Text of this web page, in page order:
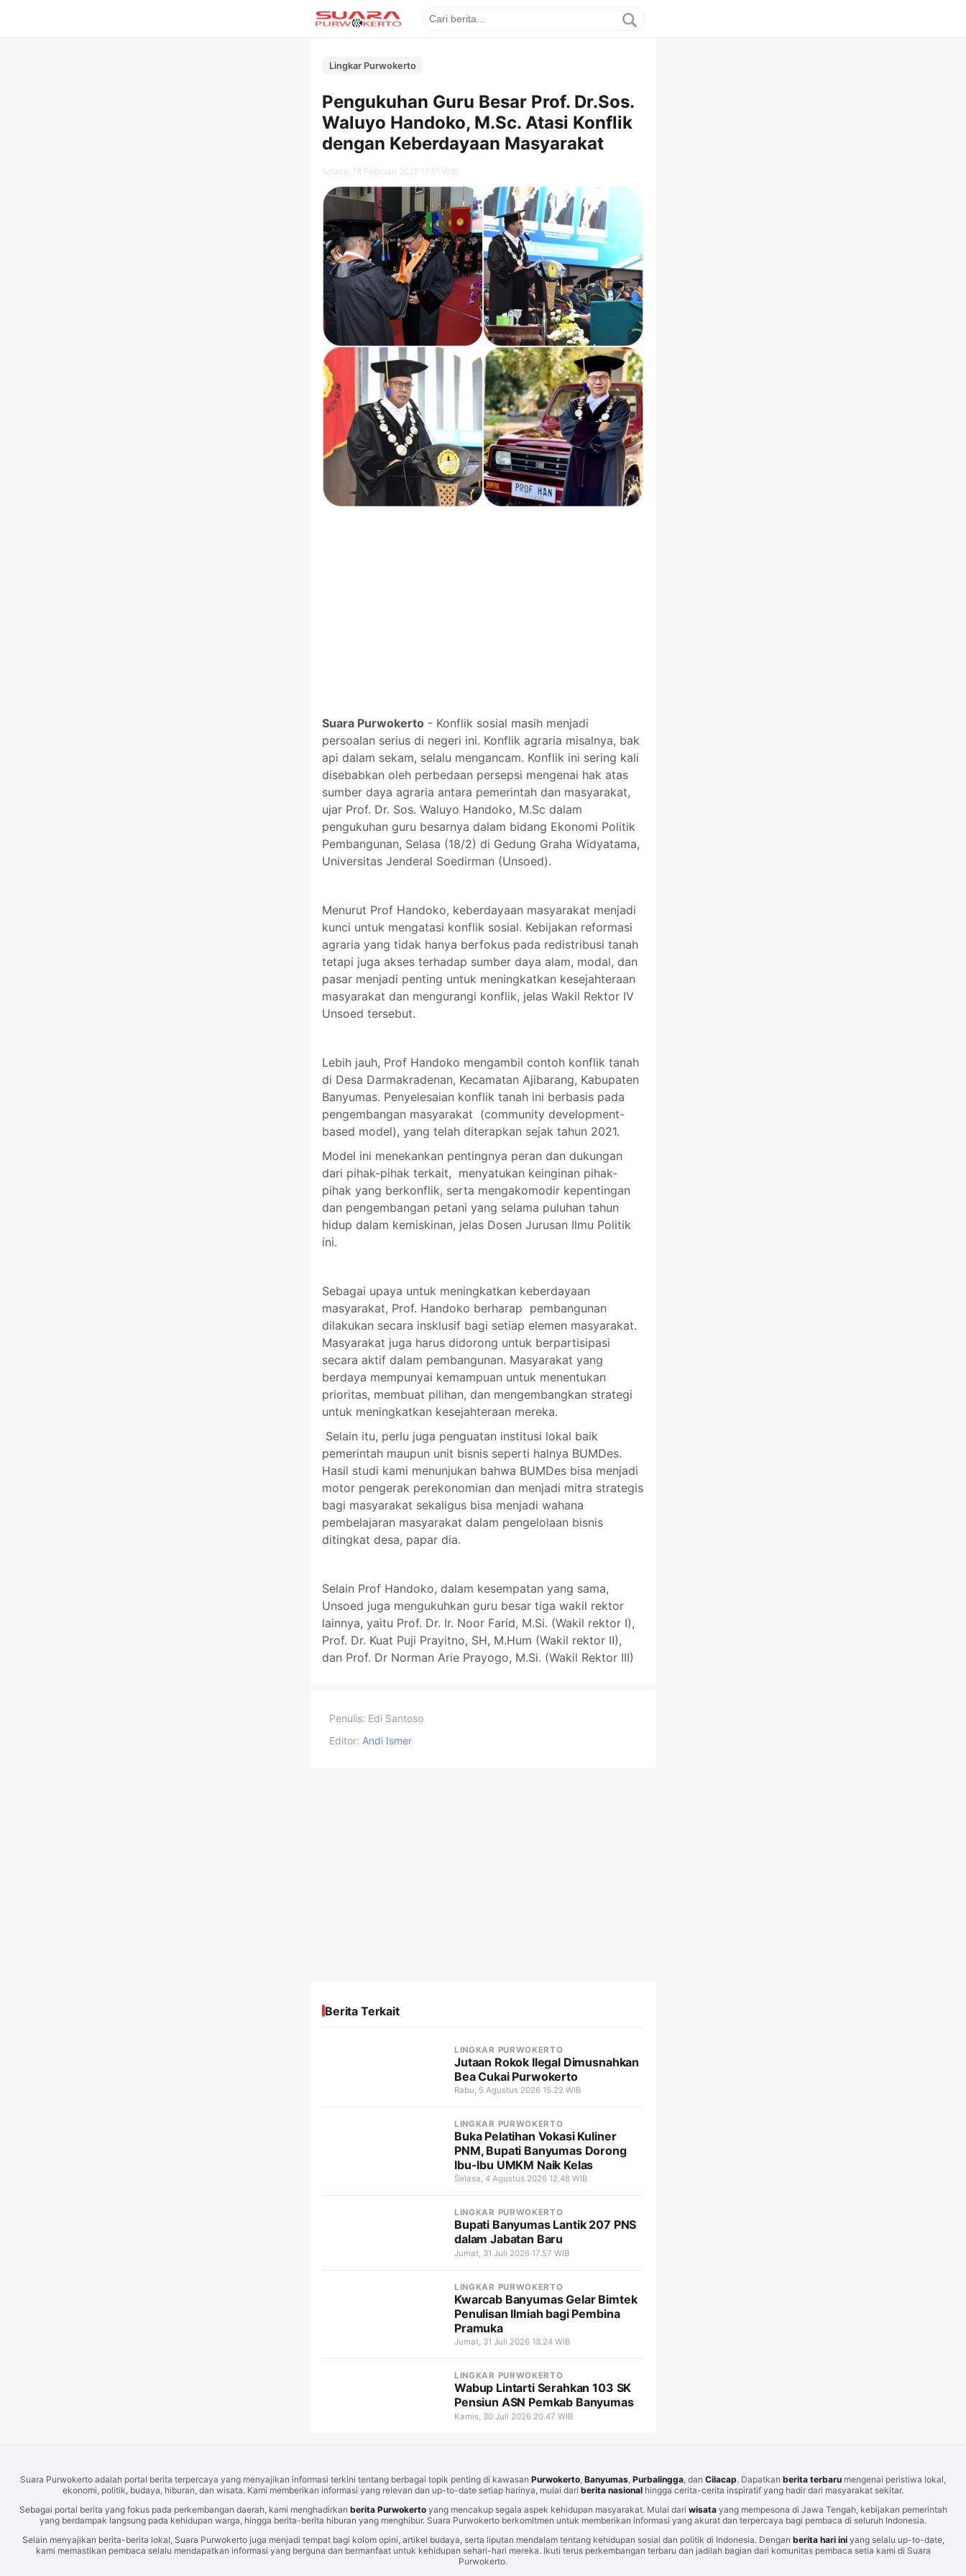
Lingkar Purwokerto
Pengukuhan Guru Besar Prof. Dr.Sos.
Waluyo Handoko, M.Sc. Atasi Konflik
dengan Keberdayaan Masyarakat
Selasa, 18 Februari 2025 17.51 WIB
Suara Purwokerto - Konflik sosial masih menjadi
persoalan serius di negeri ini. Konflik agraria misalnya, bak
api dalam sekam, selalu mengancam. Konflik ini sering kali
disebabkan oleh perbedaan persepsi mengenai hak atas
sumber daya agraria antara pemerintah dan masyarakat,
ujar Prof. Dr. Sos. Waluyo Handoko, M.Sc dalam
pengukuhan guru besarnya dalam bidang Ekonomi Politik
Pembangunan, Selasa (18/2) di Gedung Graha Widyatama,
Universitas Jenderal Soedirman (Unsoed).
Menurut Prof Handoko, keberdayaan masyarakat menjadi
kunci untuk mengatasi konflik sosial. Kebijakan reformasi
agraria yang tidak hanya berfokus pada redistribusi tanah
tetapi juga akses terhadap sumber daya alam, modal, dan
pasar menjadi penting untuk meningkatkan kesejahteraan
masyarakat dan mengurangi konflik, jelas Wakil Rektor IV
Unsoed tersebut.
Lebih jauh, Prof Handoko mengambil contoh konflik tanah
di Desa Darmakradenan, Kecamatan Ajibarang, Kabupaten
Banyumas. Penyelesaian konflik tanah ini berbasis pada
pengembangan masyarakat (community development-
based model), yang telah diterapkan sejak tahun 2021.
Model ini menekankan pentingnya peran dan dukungan
dari pihak-pihak terkait, menyatukan keinginan pihak-
pihak yang berkonflik, serta mengakomodir kepentingan
dan pengembangan petani yang selama puluhan tahun
hidup dalam kemiskinan, jelas Dosen Jurusan Ilmu Politik
ini.
Sebagai upaya untuk meningkatkan keberdayaan
masyarakat, Prof. Handoko berharap pembangunan
dilakukan secara insklusif bagi setiap elemen masyarakat.
Masyarakat juga harus didorong untuk berpartisipasi
secara aktif dalam pembangunan. Masyarakat yang
berdaya mempunyai kemampuan untuk menentukan
prioritas, membuat pilihan, dan mengembangkan strategi
untuk meningkatkan kesejahteraan mereka.
Selain itu, perlu juga penguatan institusi lokal baik
pemerintah maupun unit bisnis seperti halnya BUMDes.
Hasil studi kami menunjukan bahwa BUMDes bisa menjadi
motor pengerak perekonomian dan menjadi mitra strategis
bagi masyarakat sekaligus bisa menjadi wahana
pembelajaran masyarakat dalam pengelolaan bisnis
ditingkat desa, papar dia.
Selain Prof Handoko, dalam kesempatan yang sama,
Unsoed juga mengukuhkan guru besar tiga wakil rektor
lainnya, yaitu Prof. Dr. Ir. Noor Farid, M.Si. (Wakil rektor I),
Prof. Dr. Kuat Puji Prayitno, SH, M.Hum (Wakil rektor II),
dan Prof. Dr Norman Arie Prayogo, M.Si. (Wakil Rektor III)
Penulis: Edi Santoso
Editor: Andi Ismer
Berita Terkait
LINGKAR PURWOKERTO
Jutaan Rokok Ilegal Dimusnahkan
Bea Cukai Purwokerto
Rabu, 5 Agustus 2026 15.22 WIB
LINGKAR PURWOKERTO
Buka Pelatihan Vokasi Kuliner
PNM, Bupati Banyumas Dorong
Ibu-Ibu UMKM Naik Kelas
Selasa, 4 Agustus 2026 12.48 WIB
LINGKAR PURWOKERTO
Bupati Banyumas Lantik 207 PNS
dalam Jabatan Baru
Jumat, 31 Juli 2026 17.57 WIB
LINGKAR PURWOKERTO
Kwarcab Banyumas Gelar Bimtek
Penulisan Ilmiah bagi Pembina
Pramuka
Jumat, 31 Juli 2026 13.24 WIB
LINGKAR PURWOKERTO
Wabup Lintarti Serahkan 103 SK
Pensiun ASN Pemkab Banyumas
Kamis, 30 Juli 2026 20.47 WIB
Suara Purwokerto adalah portal berita terpercaya yang menyajikan informasi terkini tentang berbagai topik penting di kawasan Purwokerto Banyumas Purbalingga , dan Cilacap. Dapatkan berita terbaru mengenai peristiwa lokal,
ekonomi, politik, budaya, hiburan, dan wisata. Kami memberikan informasi yang relevan dan up-to-date setiap harinya, mulai dari berita nasional hingga cerita-cerita inspiratif yang hadir dari masyarakat sekitar.
Sebagai portal berita yang fokus pada perkembangan daerah, kami menghadirkan berita Purwokertoyang mencakup segala aspek kehidupan masyarakat. Mulai dari wisatayang mempesona di Jawa Tengah, kebijakan pemerintah
yang berdampak langsung pada kehidupan warga, hingga berita-berita hiburan yang menghibur. Suara Purwokerto berkomitmen untuk memberikan informasi yang akurat dan terpercaya bagi pembaca di seluruh Indonesia.
Selain menyajikan berita-berita lokal, Suara Purwokerto juga menjadi tempat bagi kolom opini, artikel budaya, serta liputan mendalam tentang kehidupan sosial dan politik di Indonesia. Dengan berita hari iniyang selalu up-to-date,
kami memastikan pembaca selalu mendapatkan informasi yang berguna dan bermanfaat untuk kehidupan sehari-hari mereka. Ikuti terus perkembangan terbaru dan jadilah bagian dari komunitas pembaca setia kami di Suara
Purwokerto.